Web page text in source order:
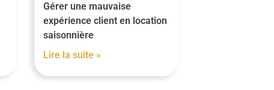
Gérer une mauvaise
expérience client en location
saisonnière
Lire la suite »